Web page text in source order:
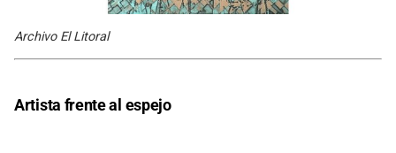
Archivo El Litoral
Artista frente al espejo